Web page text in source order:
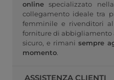
online specializzato
collegamento ideale tra
femminile e rivenditori
forniture di abbigliamento
sicuro, e rimani sempre
momento.
ASSISTENZA CLIENTI